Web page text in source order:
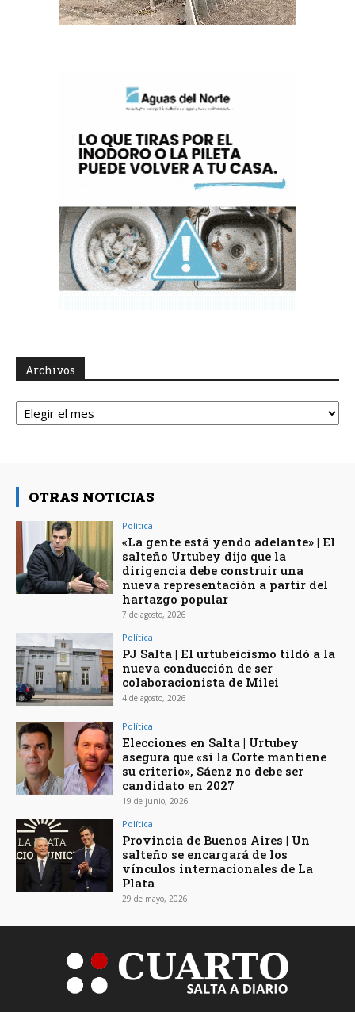
Archivos
Archivos
OTRAS NOTICIAS
Política
«La gente está yendo adelante» | El
salteño Urtubey dijo que la
dirigencia debe construir una
nueva representación a partir del
hartazgo popular
7 de agosto, 2026
Política
PJ Salta | El urtubeicismo tildó a la
nueva conducción de ser
colaboracionista de Milei
4 de agosto, 2026
Política
Elecciones en Salta | Urtubey
asegura que «si la Corte mantiene
su criterio», Sáenz no debe ser
candidato en 2027
19 de junio, 2026
Política
Provincia de Buenos Aires | Un
salteño se encargará de los
vínculos internacionales de La
Plata
29 de mayo, 2026